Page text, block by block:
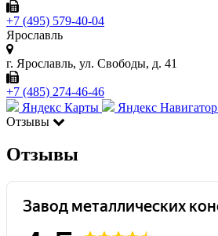
+7 (495) 579-40-04
Ярославль
г. Ярославль, ул. Свободы, д. 41
+7 (485) 274-46-46
Яндекс Карты
Яндекс Навигатор
Отзывы
Отзывы